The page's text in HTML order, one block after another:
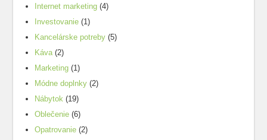
Internet marketing (4)
Investovanie (1)
Kancelárske potreby (5)
Káva(2)
Marketing (1)
Módne doplnky (2)
Nábytok (19)
Oblečenie (6)
Opatrovanie (2)